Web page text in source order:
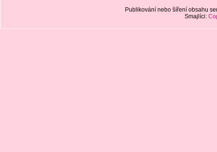
Publikování nebo šíření obsahu
Smajlíci: